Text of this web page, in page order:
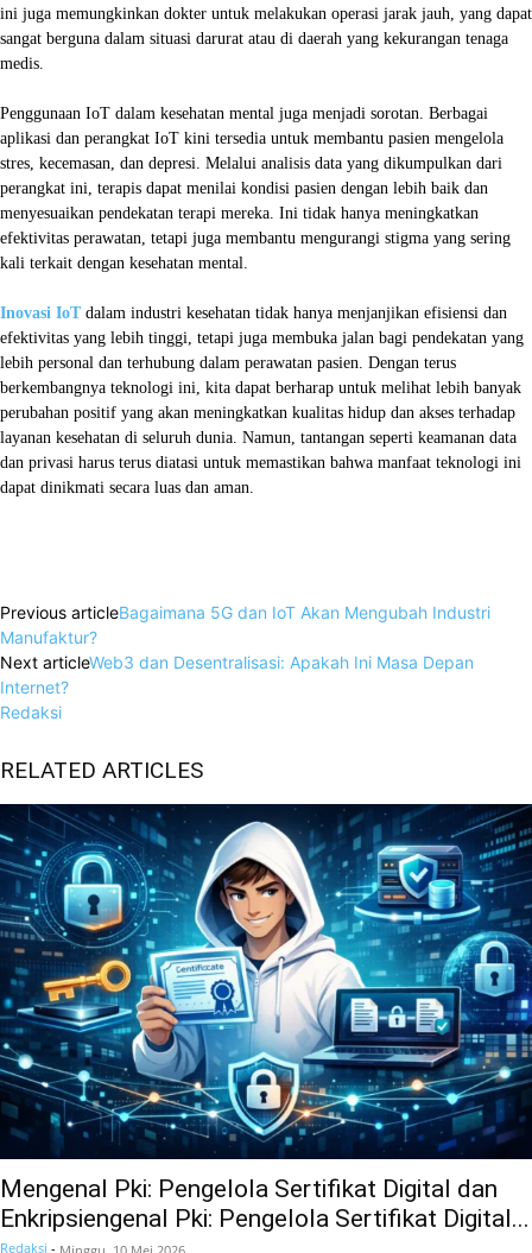
ini juga memungkinkan dokter untuk melakukan operasi jarak jauh, yang dapat
sangat berguna dalam situasi darurat atau di daerah yang kekurangan tenaga
medis.
Penggunaan IoT dalam kesehatan mental juga menjadi sorotan. Berbagai
aplikasi dan perangkat IoT kini tersedia untuk membantu pasien mengelola
stres, kecemasan, dan depresi. Melalui analisis data yang dikumpulkan dari
perangkat ini, terapis dapat menilai kondisi pasien dengan lebih baik dan
menyesuaikan pendekatan terapi mereka. Ini tidak hanya meningkatkan
efektivitas perawatan, tetapi juga membantu mengurangi stigma yang sering
kali terkait dengan kesehatan mental.
Inovasi IoT dalam industri kesehatan tidak hanya menjanjikan efisiensi dan
efektivitas yang lebih tinggi, tetapi juga membuka jalan bagi pendekatan yang
lebih personal dan terhubung dalam perawatan pasien. Dengan terus
berkembangnya teknologi ini, kita dapat berharap untuk melihat lebih banyak
perubahan positif yang akan meningkatkan kualitas hidup dan akses terhadap
layanan kesehatan di seluruh dunia. Namun, tantangan seperti keamanan data
dan privasi harus terus diatasi untuk memastikan bahwa manfaat teknologi ini
dapat dinikmati secara luas dan aman.
Previous articleBagaimana 5G dan IoT Akan Mengubah Industri
Manufaktur?
Next articleWeb3 dan Desentralisasi: Apakah Ini Masa Depan
Internet?
Redaksi
RELATED ARTICLES
Mengenal Pki: Pengelola Sertifikat Digital dan
Enkripsiengenal Pki: Pengelola Sertifikat Digital...
Redaksi -